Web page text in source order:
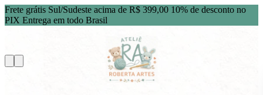
Frete grátis Sul/Sudeste acima de R$ 399,00 10% de desconto no
PIX Entrega em todo Brasil